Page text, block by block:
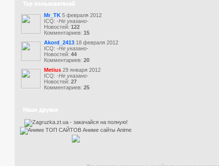
Top пользователей
Mr_TK 5 февраля 2012
ICQ: -Не указано-
Новостей: 122
Комментариев: 15
Akord_2413 18 февраля 2012
ICQ: -Не указано-
Новостей: 44
Комментариев: 20
Metius 29 января 2012
ICQ: -Не указано-
Новостей: 27
Комментариев: 25
Наши друзья